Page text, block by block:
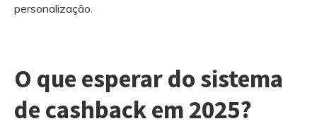
personalização.
O que esperar do sistema
de cashback em 2025?